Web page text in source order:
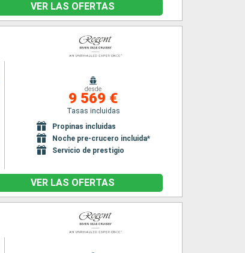
VER LAS OFERTAS
desde
9 569 €
Tasas incluidas
Propinas incluidas
Noche pre-crucero incluida*
Servicio de prestigio
VER LAS OFERTAS